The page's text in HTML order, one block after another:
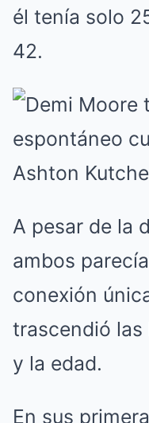
él tenía solo
42.
A pesar de la
ambos
conexión
trascendió las
y la edad.
En sus